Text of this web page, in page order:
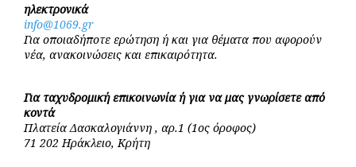
ηλεκτρονικά
info@1069.gr
Για οποιαδήποτε ερώτηση ή και για θέματα που αφορούν
νέα, ανακοινώσεις και επικαιρότητα.
Για ταχυδρομική επικοινωνία ή για να μας γνωρίσετε από
κοντά
Πλατεία Δασκαλογιάννη , αρ.1 (1ος όροφος)
71 202 Ηράκλειο, Κρήτη